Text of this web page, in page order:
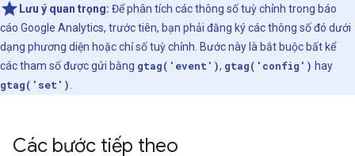
Lưu ý quan trọng: Để phân tích các thông số tuỳ chỉnh trong báo
cáo Google Analytics, trước tiên, bạn phải đăng ký các thông số đó dưới
dạng phương diện hoặc chỉ số tuỳ chỉnh. Bước này là bắt buộc bất kể
các tham số được gửi bằng gtag('event'), gtag('config') hay
gtag('set')
Các bước tiếp theo